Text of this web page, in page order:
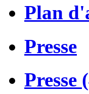
Plan
Presse
Presse